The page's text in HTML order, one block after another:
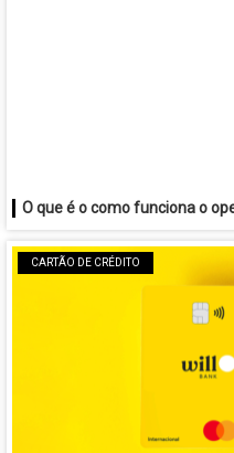
O que é o como funciona o
CARTÃO DE CRÉDITO